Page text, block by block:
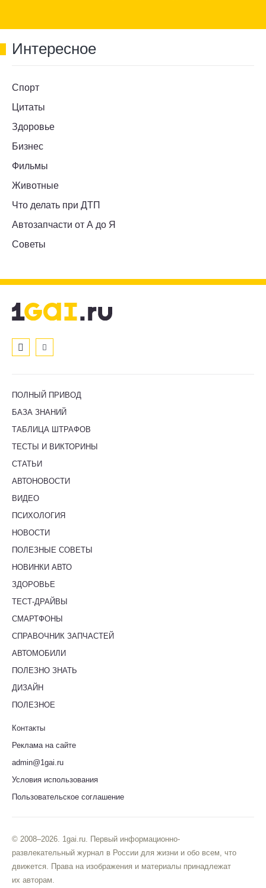
Интересное
Спорт
Цитаты
Здоровье
Бизнес
Фильмы
Животные
Что делать при ДТП
Автозапчасти от А до Я
Советы
ПОЛНЫЙ ПРИВОД
БАЗА ЗНАНИЙ
ТАБЛИЦА ШТРАФОВ
ТЕСТЫ И ВИКТОРИНЫ
СТАТЬИ
АВТОНОВОСТИ
ВИДЕО
ПСИХОЛОГИЯ
НОВОСТИ
ПОЛЕЗНЫЕ СОВЕТЫ
НОВИНКИ АВТО
ЗДОРОВЬЕ
ТЕСТ-ДРАЙВЫ
СМАРТФОНЫ
СПРАВОЧНИК ЗАПЧАСТЕЙ
АВТОМОБИЛИ
ПОЛЕЗНО ЗНАТЬ
ДИЗАЙН
ПОЛЕЗНОЕ
Контакты
Реклама на сайте
admin@1gai.ru
Условия использования
Пользовательское соглашение
© 2008–2026. 1gai.ru. Первый информационно-
развлекательный журнал в России для жизни и обо всем, что
движется. Права на изображения и материалы принадлежат
их авторам.